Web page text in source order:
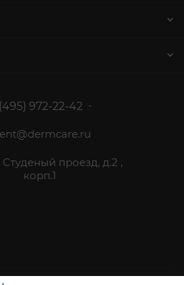
972-22-42
проезд, д.2 ,
корп.1